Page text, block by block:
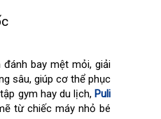
bay mệt mỏi, giải
sâu, giúp cơ thể phục
gym hay du lịch, Puli
từ chiếc máy nhỏ bé